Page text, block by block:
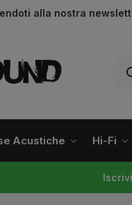
alla nostra
Acustiche Hi-Fi